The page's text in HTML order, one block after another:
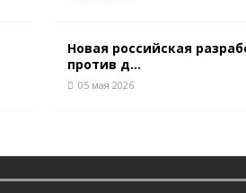
Новая российская
против д...
05 мая 2026